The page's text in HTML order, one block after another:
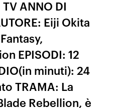
ANNO DI
Eiji Okita
EPISODI: 12
minuti): 24
TRAMA: La
Rebellion, è